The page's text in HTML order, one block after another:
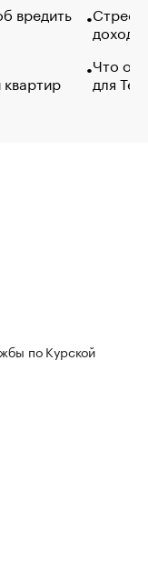
вредить
Что
для
по Курской